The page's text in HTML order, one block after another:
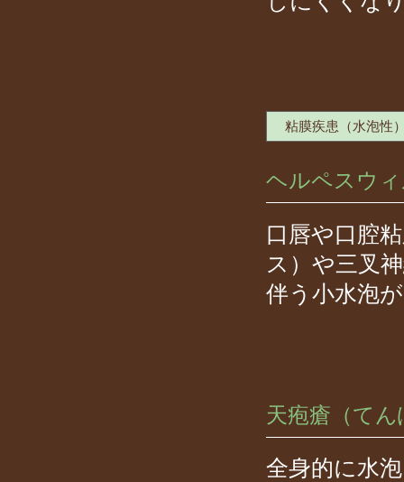
粘膜疾患（水泡性
ヘルペスウ
口唇や口腔
ス）や三叉
伴う小水泡
天疱瘡（て
全身的に水